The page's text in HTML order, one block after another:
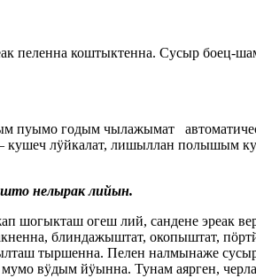
пеленна коштыктенна. Сусыр
годым чылажымат
лӱйкалат, лишыллан полышым
нелырак лийын.
огеш лий, сандене эреак
блиндажыштат, окопыштат,
тыршенна. Пелен налмынаже
вӱдым йӱынна. Тунам аярген,